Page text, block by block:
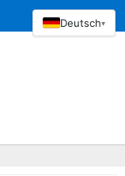
Deutsch▾